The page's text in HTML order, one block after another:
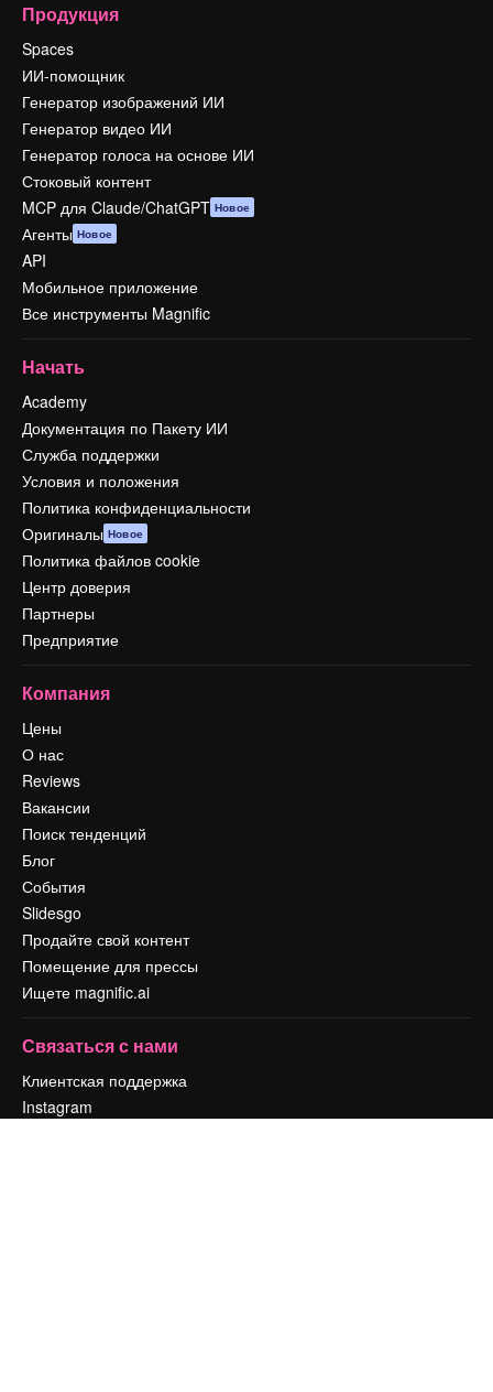
Продукция
Spaces
ИИ-помощник
Генератор изображений ИИ
Генератор видео ИИ
Генератор голоса на основе ИИ
Стоковый контент
MCP для Claude/ChatGPT Новое
Агенты Новое
API
Мобильное приложение
Все инструменты Magnific
Начать
Academy
Документация по Пакету ИИ
Служба поддержки
Условия и положения
Политика конфиденциальности
Оригиналы Новое
Политика файлов cookie
Центр доверия
Партнеры
Предприятие
Компания
Цены
О нас
Reviews
Вакансии
Поиск тенденций
Блог
События
Slidesgo
Продайте свой контент
Помещение для прессы
Ищете magnific.ai
Связаться с нами
Клиентская поддержка
Instagram